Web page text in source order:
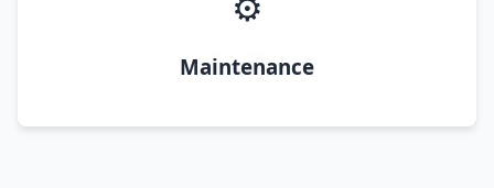
Maintenance